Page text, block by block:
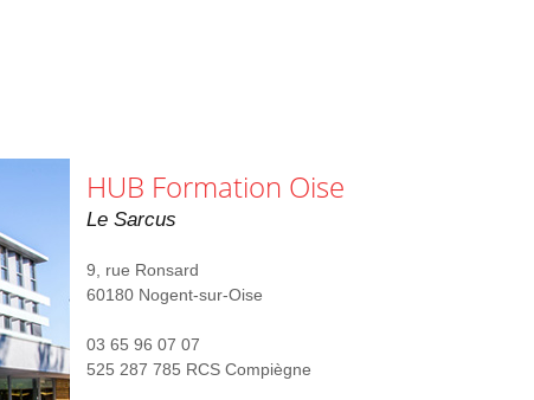
HUB Formation Oise
Le Sarcus
9, rue Ronsard
60180 Nogent-sur-Oise
03 65 96 07 07
525 287 785 RCS Compiègne